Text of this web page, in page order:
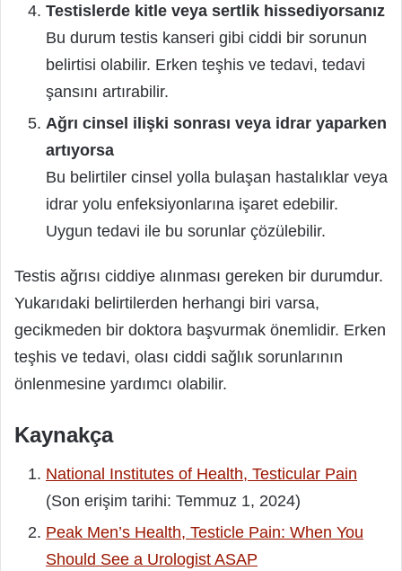
Testislerde kitle veya sertlik hissediyorsanız
Bu durum testis kanseri gibi ciddi bir sorunun
belirtisi olabilir. Erken teşhis ve tedavi, tedavi
şansını artırabilir.
Ağrı cinsel ilişki sonrası veya idrar yaparken
artıyorsa
Bu belirtiler cinsel yolla bulaşan hastalıklar veya
idrar yolu enfeksiyonlarına işaret edebilir.
Uygun tedavi ile bu sorunlar çözülebilir.
Testis ağrısı ciddiye alınması gereken bir durumdur.
Yukarıdaki belirtilerden herhangi biri varsa,
gecikmeden bir doktora başvurmak önemlidir. Erken
teşhis ve tedavi, olası ciddi sağlık sorunlarının
önlenmesine yardımcı olabilir.
Kaynakça
National Institutes of Health, Testicular Pain
(Son erişim tarihi: Temmuz 1, 2024)
Peak Men’s Health, Testicle Pain: When You
Should See a Urologist ASAP